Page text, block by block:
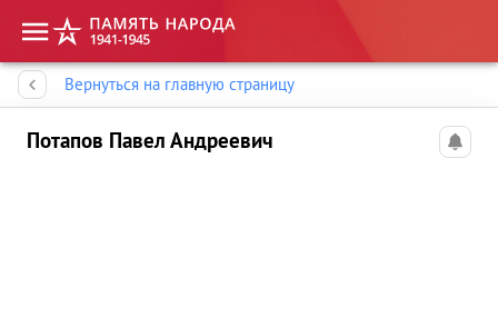
Вернуться на главную страницу
Потапов Павел Андреевич
Память народа